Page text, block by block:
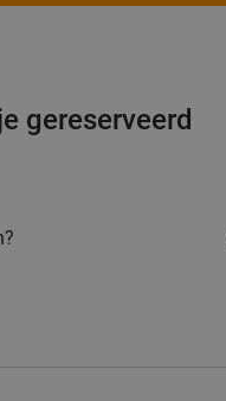
gereserveerd